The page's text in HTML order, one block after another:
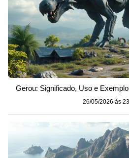
Gerou: Significado, Uso e
26/05/2026 às